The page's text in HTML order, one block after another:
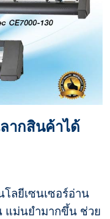
ากสินค้าได้
ลยีเซนเซอร์อ่าน
แม่นยำมากขึ้น ช่วย